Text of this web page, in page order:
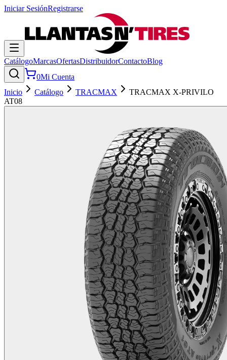
Iniciar SesiónRegistrarse
CatálogoMarcasOfertasDistribuidorContactoBlog
0Mi Cuenta
Inicio
Catálogo TRACMAX
TRACMAX X-PRIVILO
AT08